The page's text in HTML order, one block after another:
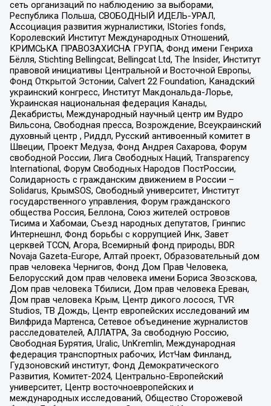
сеть организаций по наблюдению за выборами,
Республика Польша, СВОБОДНЫЙ ИДЕЛЬ-УРАЛ,
Ассоциация развития журналистики, IStories fonds,
Королевский Институт Международных Отношений,
КРИМСЬКА ПРАВОЗАХИСНА ГРУПА, Фонд имени Генриха
Бёлля, Stichting Bellingcat, Bellingcat Ltd, The Insider, Институт
правовой инициативы Центральной и Восточной Европы,
Фонд Открытой Эстонии, Calvert 22 Foundation, Канадский
украинский конгресс, Институт Макдональда-Лорье,
Украинская национальная федерация Канады,
Декабристы, Международный научный центр им Вудро
Вильсона, Свободная пресса, Возрождение, Всеукраинский
духовный центр , Риддл, Русский антивоенный комитет в
Швеции, Проект Медуза, Фонд Андрея Сахарова, Форум
свободной России, Лига Свободных Наций, Transparеncy
International, Форум Свободных Народов ПостРоссии,
Солидарность с гражданским движением в России –
Solidarus, КрымSOS, Свободный университет, Институт
государственного управления, Форум гражданского
общества Россия, Беллона, Союз жителей островов
Тисима и Хабомаи, Съезд народных депутатов, Гринпис
Интернешнл, Фонд борьбы с коррупцией Инк, Завет
церквей TCCN, Агора, Всемирный фонд природы, BDR
Novaja Gazeta-Europe, Алтай проект, Образовательный дом
прав человека Чернигов, Фонд Дом Прав Человека,
Белорусский дом прав человека имени Бориса Звозскова,
Дом прав человека Тбилиси, Дом прав человека Ереван,
Дом прав человека Крым, Центр дикого лосося, TVR
Studios, ТВ Дождь, Центр европейских исследований им
Вилфрида Мартенса, Сетевое объединение журналистов
расследователей, АЛЛАТРА, За свободную Россию,
Свободная Бурятия, Uralic, UnKremlin, Международная
федерация транспортных рабочих, ИстЧам Финланд,
Гудзоновский институт, Фонд Демократического
Развития, Комитет-2024, Центрально-Европейский
университет, Центр восточноевропейских и
международных исследований, Общество Сторожевой